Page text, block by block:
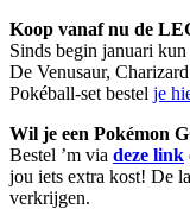
Koop vanaf nu de
Sinds begin januari
De Venusaur,
Pokéball-set bestel je
Wil je een Pokémon
Bestel ’m via deze link
jou iets extra kost! De
verkrijgen.